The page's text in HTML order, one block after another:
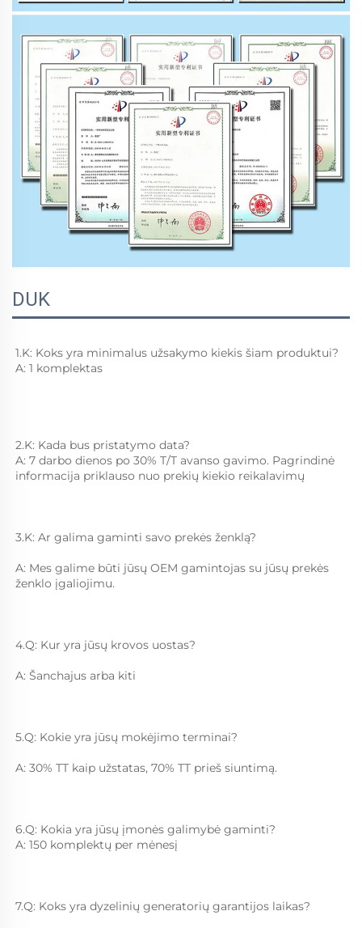
DUK
1.K: Koks yra minimalus užsakymo kiekis šiam produktui?
A: 1 komplektas
2.K: Kada bus pristatymo data?
A: 7 darbo dienos po 30% T/T avanso gavimo. Pagrindinė
informacija priklauso nuo prekių kiekio reikalavimų
3.K: Ar galima gaminti savo prekės ženklą?
A: Mes galime būti jūsų OEM gamintojas su jūsų prekės
ženklo įgaliojimu.
4.Q: Kur yra jūsų krovos uostas?
A: Šanchajus arba kiti
5.Q: Kokie yra jūsų mokėjimo terminai?
A: 30% TT kaip užstatas, 70% TT prieš siuntimą.
6.Q: Kokia yra jūsų įmonės galimybė gaminti?
A: 150 komplektų per mėnesį
7.Q: Koks yra dyzelinių generatorių garantijos laikas?